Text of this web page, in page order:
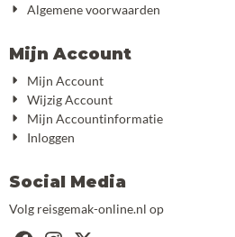
Algemene voorwaarden
Mijn Account
Mijn Account
Wijzig Account
Mijn Accountinformatie
Inloggen
Social Media
Volg reisgemak-online.nl op